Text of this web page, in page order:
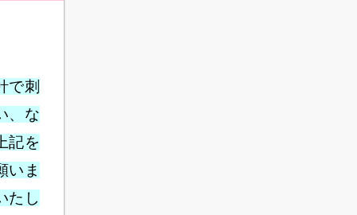
で刺
、な
記を
いま
たし